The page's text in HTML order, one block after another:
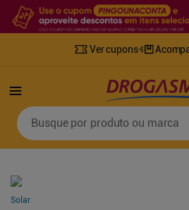
Ver cupons
Busque por produto ou marca
Solar
Termos mais buscados